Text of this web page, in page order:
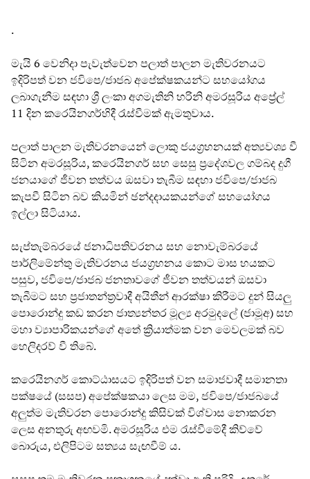
.
මැයි 6 වෙනිදා පැවැත්වෙන පලාත් පාලන මැතිවරනයට
ඉදිරිපත් වන ජවිපෙ/ජාජබ අපේක්ෂකයන්ට සහයෝගය
ලබාගැනීම සඳහා ශ්‍රී ලංකා අගමැතිනි හරිනි අමරසූරිය අප්‍රේල්
11 දින කරෙයිනගර්හිදී රැස්වීමක් ඇමතුවාය.
පලාත් පාලන මැතිවරනයෙන් ලොකු ජයග්‍රහනයක් අත්‍යවශ්‍ය වී
සිටින අමරසූරිය, කරෙයිනගර් සහ සෙසු ප්‍රදේශවල ගම්බද දුගී
ජනයාගේ ජීවන තත්වය ඔසවා තැබීම සඳහා ජවිපෙ/ජාජබ
කැපවී සිටින බව කියමින් ඡන්දදායකයන්ගේ සහයෝගය
ඉල්ලා සිටියාය.
සැප්තැම්බරයේ ජනාධිපතිවරනය සහ නොවැම්බරයේ
පාර්ලිමේන්තු මැතිවරනය ජයග්‍රහනය කොට මාස හයකට
පසුව, ජවිපෙ/ජාජබ ජනතාවගේ ජීවන තත්වයන් ඔසවා
තැබීමට සහ ප්‍රජාතන්ත්‍රවාදී අයිතීන් ආරක්ෂා කිරීමට දුන් සියලු
පොරොන්දු කඩ කරන ජාත්‍යන්තර මූල්‍ය අරමුදලේ (ජාමූඅ) සහ
මහා ව්‍යාපාරිකයන්ගේ අතේ ක්‍රියාත්මක වන මෙවලමක් බව
හෙලිදරව් වී තිබේ.
කරෙයිනගර් කොට්ඨාසයට ඉදිරිපත් වන සමාජවාදී සමානතා
පක්ෂයේ (සසප) අපේක්ෂකයා ලෙස මම, ජවිපෙ/ජාජබයේ
අලුත්ම මැතිවරන පොරොන්දු කිසිවක් විශ්වාස නොකරන
ලෙස අනතුරු අඟවමි. අමරසූරිය එම රැස්වීමේදී කිව්වේ
බොරුය, එලිපිටම සත්‍යය සැඟවීම්‍ ය.